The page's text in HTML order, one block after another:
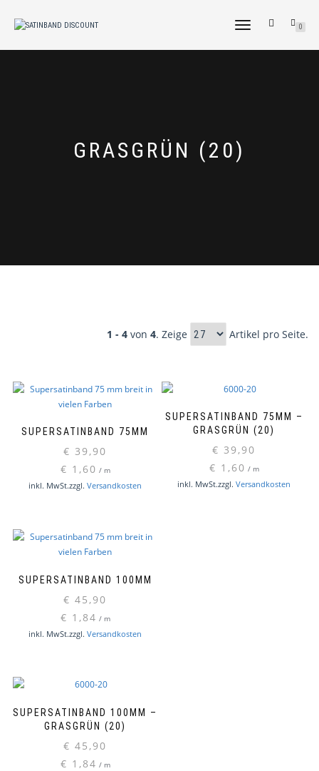
NAVIGATION
0
GRASGRÜN (20)
1 - 4 von 4. Zeige Artikel pro Seite.
SUPERSATINBAND 75MM
€ 39,90
€ 1,60 / m
inkl. MwSt.zzgl. Versandkosten
Die
SUPERSATINBAND 75MM –
GRASGRÜN (20)
€ 39,90
€ 1,60 / m
inkl. MwSt.zzgl. Versandkosten
SUPERSATINBAND 100MM
€ 45,90
€ 1,84 / m
inkl. MwSt.zzgl. Versandkosten
auf.
SUPERSATINBAND 100MM –
GRASGRÜN (20)
€ 45,90
€ 1,84 / m